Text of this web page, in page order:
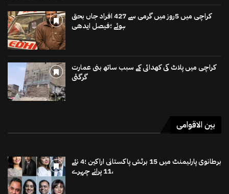
کراچی میں 5روز میں گرمی سے 427 افراد جاں بحق
ہوئے ؛فیصل ایدھی
کراچی میں پلاٹ کی کھدائی کے سبب ساتھ بنی عمارت
گرگئی
بین الاقوامی
برطانوی پارلیمنٹ میں 15 برٹش پاکستانی اراکین ؛4 نئے
،11 پرانے چہرے